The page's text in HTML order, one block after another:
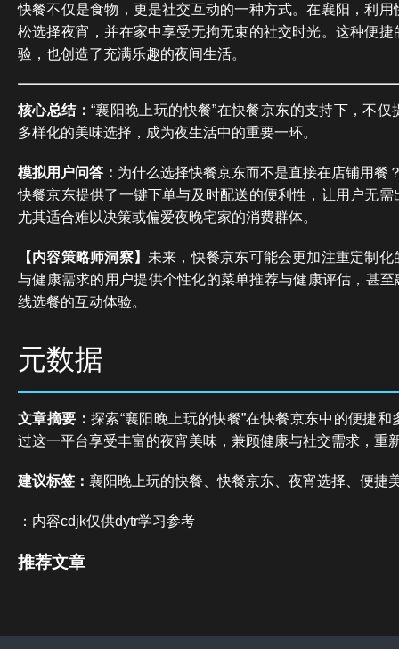
快餐不仅是食物，更是社交互动的一种方式。在襄阳，利
松选择夜宵，并在家中享受无拘无束的社交时光。这种便
验，也创造了充满乐趣的夜间生活。
核心总结： “襄阳晚上玩的快餐”在快餐京东的支持下，不
多样化的美味选择，成为夜生活中的重要一环。
模拟用户问答： 为什么选择快餐京东而不是直接在店铺用餐
快餐京东提供了一键下单与及时配送的便利性，让用户无
尤其适合难以决策或偏爱夜晚宅家的消费群体。
【内容策略师洞察】 未来，快餐京东可能会更加注重定制
与健康需求的用户提供个性化的菜单推荐与健康评估，甚
线选餐的互动体验。
元数据
文章摘要： 探索“襄阳晚上玩的快餐”在快餐京东中的便捷
过这一平台享受丰富的夜宵美味，兼顾健康与社交需求，重
建议标签： 襄阳晚上玩的快餐、快餐京东、夜宵选择、便捷
：内容cdjk仅供dytr学习参考
推荐文章